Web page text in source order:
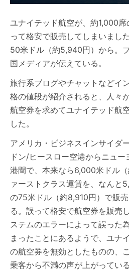
ユナイテッド航空が、約1,000
って格安で販売してしまいまし
50米ドル（約5,940円）から。
国メディアが伝えている。
旅行系ブログやチャットなどイ
格の値段が紹介されると、人々
航空券を求めてユナイテッド航
した。
アメリカ・ビジネスインサイダ
ドン/ヒースロー空港からニュ
港間で、本来なら6,000米ドル
ァーストクラス運賃を、なんと
の75米ドル（約8,910円）で販
る。誤って格安で航空券を販売
ステムのエラーによって誤った
まったことにあるようで、ユナ
の航空券を無効としたものの、
乗客から不満の声が上がっている